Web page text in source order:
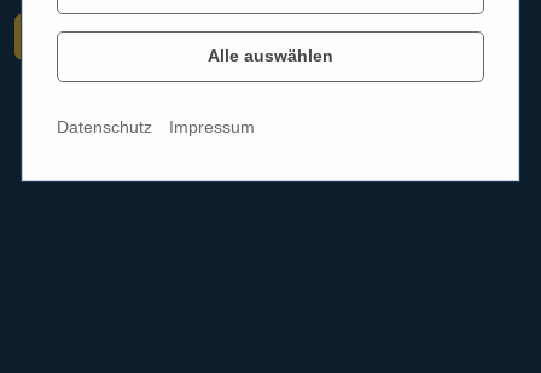
Zurück
Alle auswählen
Datenschutz Impressum